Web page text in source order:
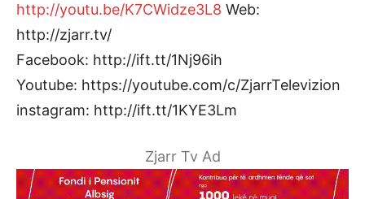
http://youtu.be/K7CWidze3L8 Web:
http://zjarr.tv/
Facebook: http://ift.tt/1Nj96ih
Youtube: https://youtube.com/c/ZjarrTelevizion
instagram: http://ift.tt/1KYE3Lm
Zjarr Tv Ad